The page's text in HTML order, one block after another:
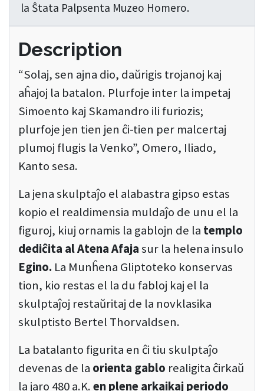
la Ŝtata Palpsenta Muzeo Homero.
Description
“Solaj, sen ajna dio, daŭrigis trojanoj kaj
aĥajoj la batalon. Plurfoje inter la impetaj
Simoento kaj Skamandro ili furiozis;
plurfoje jen tien jen ĉi-tien per malcertaj
plumoj flugis la Venko”, Omero, Iliado,
Kanto sesa.
La jena skulptaĵo el alabastra gipso estas
kopio el realdimensia muldaĵo de unu el la
figuroj, kiuj ornamis la gablojn de la templo
dediĉita al Atena Afajasur la helena insulo
Egino. La Munĥena Gliptoteko konservas
tion, kio restas el la du fabloj kaj el la
skulptaĵoj restaŭritaj de la novklasika
skulptisto Bertel Thorvaldsen.
La batalanto figurita en ĉi tiu skulptaĵo
devenas de la orienta gablo realigita ĉirkaŭ
la jaro 480 a.K.en plene arkaikaj periodo